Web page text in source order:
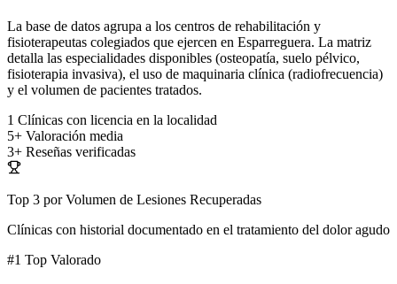
La base de datos agrupa a los centros de rehabilitación y
fisioterapeutas colegiados que ejercen en Esparreguera. La matriz
detalla las especialidades disponibles (osteopatía, suelo pélvico,
fisioterapia invasiva), el uso de maquinaria clínica (radiofrecuencia)
y el volumen de pacientes tratados.
1 Clínicas con licencia en la localidad
5+ Valoración media
3+ Reseñas verificadas
Top 3 por Volumen de Lesiones Recuperadas
Clínicas con historial documentado en el tratamiento del dolor agudo
#1 Top Valorado